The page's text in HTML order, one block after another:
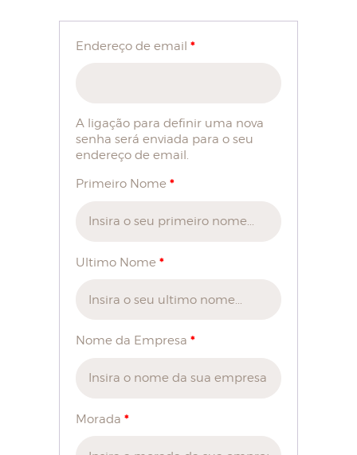
SOBRE NÓS
CONTACTOS
MINHA CONTA
Endereço de email *
A ligação para definir uma nova
senha será enviada para o seu
endereço de email.
Primeiro Nome *
Ultimo Nome *
Nome da Empresa *
Morada *